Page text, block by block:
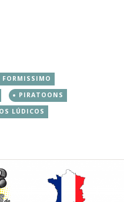
FORMISSIMO
PIRATOONS
LÚDICOS